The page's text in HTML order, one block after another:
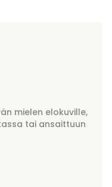
mielen elokuville,
tai ansaittuun